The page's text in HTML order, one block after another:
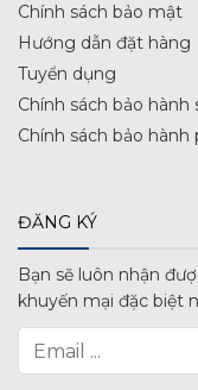
Chính sách bảo mật
Hướng dẫn đặt hàng
Tuyển dụng
Chính sách bảo hành
Chính sách bảo hành
ĐĂNG KÝ
Bạn sẽ luôn nhận
khuyến mại đặc biệt